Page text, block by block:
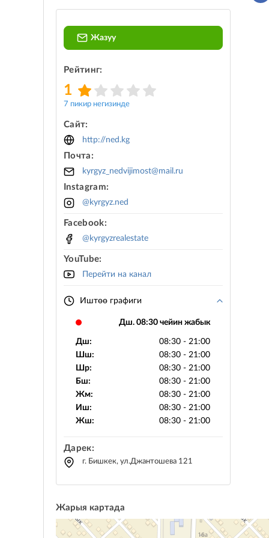
Жазуу
Рейтинг:
1
7 пикир негизинде
Сайт:
http://ned.kg
Почта:
kyrgyz_nedvijimost@mail.ru
Instagram:
@kyrgyz.ned
Facebook:
@kyrgyzrealestate
YouTube:
Перейти на канал
Иштөө графиги
Дш. 08:30 чейин жабык
Дш:
08:30 - 21:00
Шш:
08:30 - 21:00
Шр:
08:30 - 21:00
Бш:
08:30 - 21:00
Жм:
08:30 - 21:00
Иш:
08:30 - 21:00
Жш:
08:30 - 21:00
Дарек:
г. Бишкек, ул.Джантошева 121
Жарыя картада